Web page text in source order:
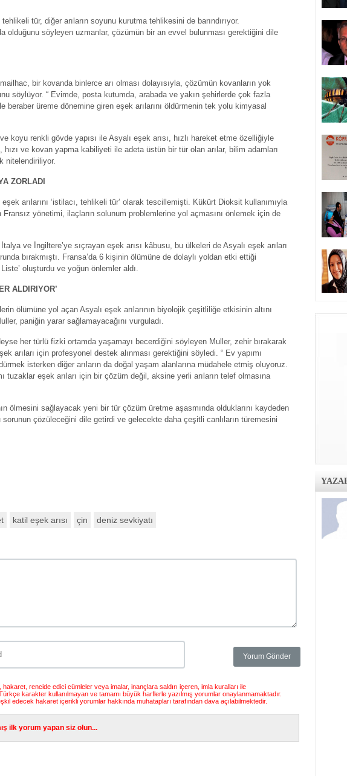
tür, diğer arıların soyunu kurutma tehlikesini de barındırıyor.
olduğunu söyleyen uzmanlar, çözümün bir an evvel bulunması gerektiğini dile
bir kovanda binlerce arı olması dolayısıyla, çözümün kovanların yok
söylüyor. “ Evimde, posta kutumda, arabada ve yakın şehirlerde çok fazla
beraber üreme dönemine giren eşek arılarını öldürmenin tek yolu kimyasal
koyu renkli gövde yapısı ile Asyalı eşek arısı, hızlı hareket etme özelliğiyle
ve kovan yapma kabiliyeti ile adeta üstün bir tür olan arılar, bilim adamları
nitelendiriliyor.
ZORLADI
eşek arılarını ‘istilacı, tehlikeli tür’ olarak tescillemişti. Kükürt Dioksit kullanımıyla
yönetimi, ilaçların solunum problemlerine yol açmasını önlemek için de
ve İngiltere’ye sıçrayan eşek arısı kâbusu, bu ülkeleri de Asyalı eşek arıları
bırakmıştı. Fransa’da 6 kişinin ölümüne de dolaylı yoldan etki ettiği
oluşturdu ve yoğun önlemler aldı.
ALDIRIYOR’
ölümüne yol açan Asyalı eşek arılarının biyolojik çeşitliliğe etkisinin altını
paniğin yarar sağlamayacağını vurguladı.
her türlü fizki ortamda yaşamayı becerdiğini söyleyen Muller, zehir bırakarak
arıları için profesyonel destek alınması gerektiğini söyledi. “ Ev yapımı
isterken diğer arıların da doğal yaşam alanlarına müdahele etmiş oluyoruz.
tuzaklar eşek arıları için bir çözüm değil, aksine yerli arıların telef olmasına
ölmesini sağlayacak yeni bir tür çözüm üretme aşasmında olduklarını kaydeden
sorunun çözüleceğini dile getirdi ve gelecekte daha çeşitli canlıların türemesini
katil eşek arısı çin
deniz sevkiyatı
hakaret, rencide edici cümleler veya imalar, inançlara saldırı içeren, imla kuralları ile
karakter kullanılmayan ve tamamı büyük harflerle yazılmış yorumlar onaylanmamaktadır.
edecek hakaret içerikli yorumlar hakkında muhatapları tarafından dava açılabilmektedir.
ilk yorum yapan siz olun...